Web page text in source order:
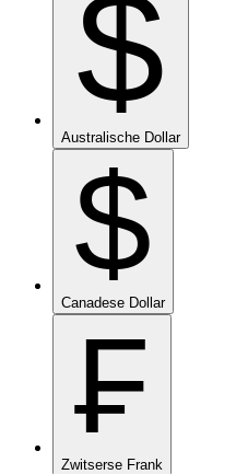
$
Australische Dollar
$
Canadese Dollar
₣
Zwitserse Frank